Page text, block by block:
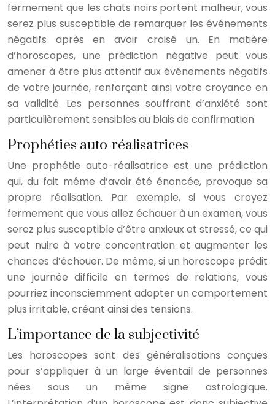
fermement que les chats noirs portent malheur, vous
serez plus susceptible de remarquer les événements
négatifs après en avoir croisé un. En matière
d’horoscopes, une prédiction négative peut vous
amener à être plus attentif aux événements négatifs
de votre journée, renforçant ainsi votre croyance en
sa validité. Les personnes souffrant d’anxiété sont
particulièrement sensibles au biais de confirmation.
Prophéties auto-réalisatrices
Une prophétie auto-réalisatrice est une prédiction
qui, du fait même d’avoir été énoncée, provoque sa
propre réalisation. Par exemple, si vous croyez
fermement que vous allez échouer à un examen, vous
serez plus susceptible d’être anxieux et stressé, ce qui
peut nuire à votre concentration et augmenter les
chances d’échouer. De même, si un horoscope prédit
une journée difficile en termes de relations, vous
pourriez inconsciemment adopter un comportement
plus irritable, créant ainsi des tensions.
L’importance de la subjectivité
Les horoscopes sont des généralisations conçues
pour s’appliquer à un large éventail de personnes
nées sous un même signe astrologique.